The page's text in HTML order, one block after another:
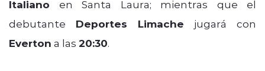
Italiano en Santa Laura; mientras que el
debutante Deportes Limache jugará con
Everton a las 20:30.